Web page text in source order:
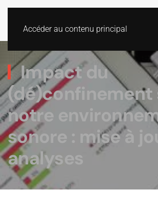
Accéder au contenu principal
Impact du
(dé)confinement
notre
sonore : mise à
analyses